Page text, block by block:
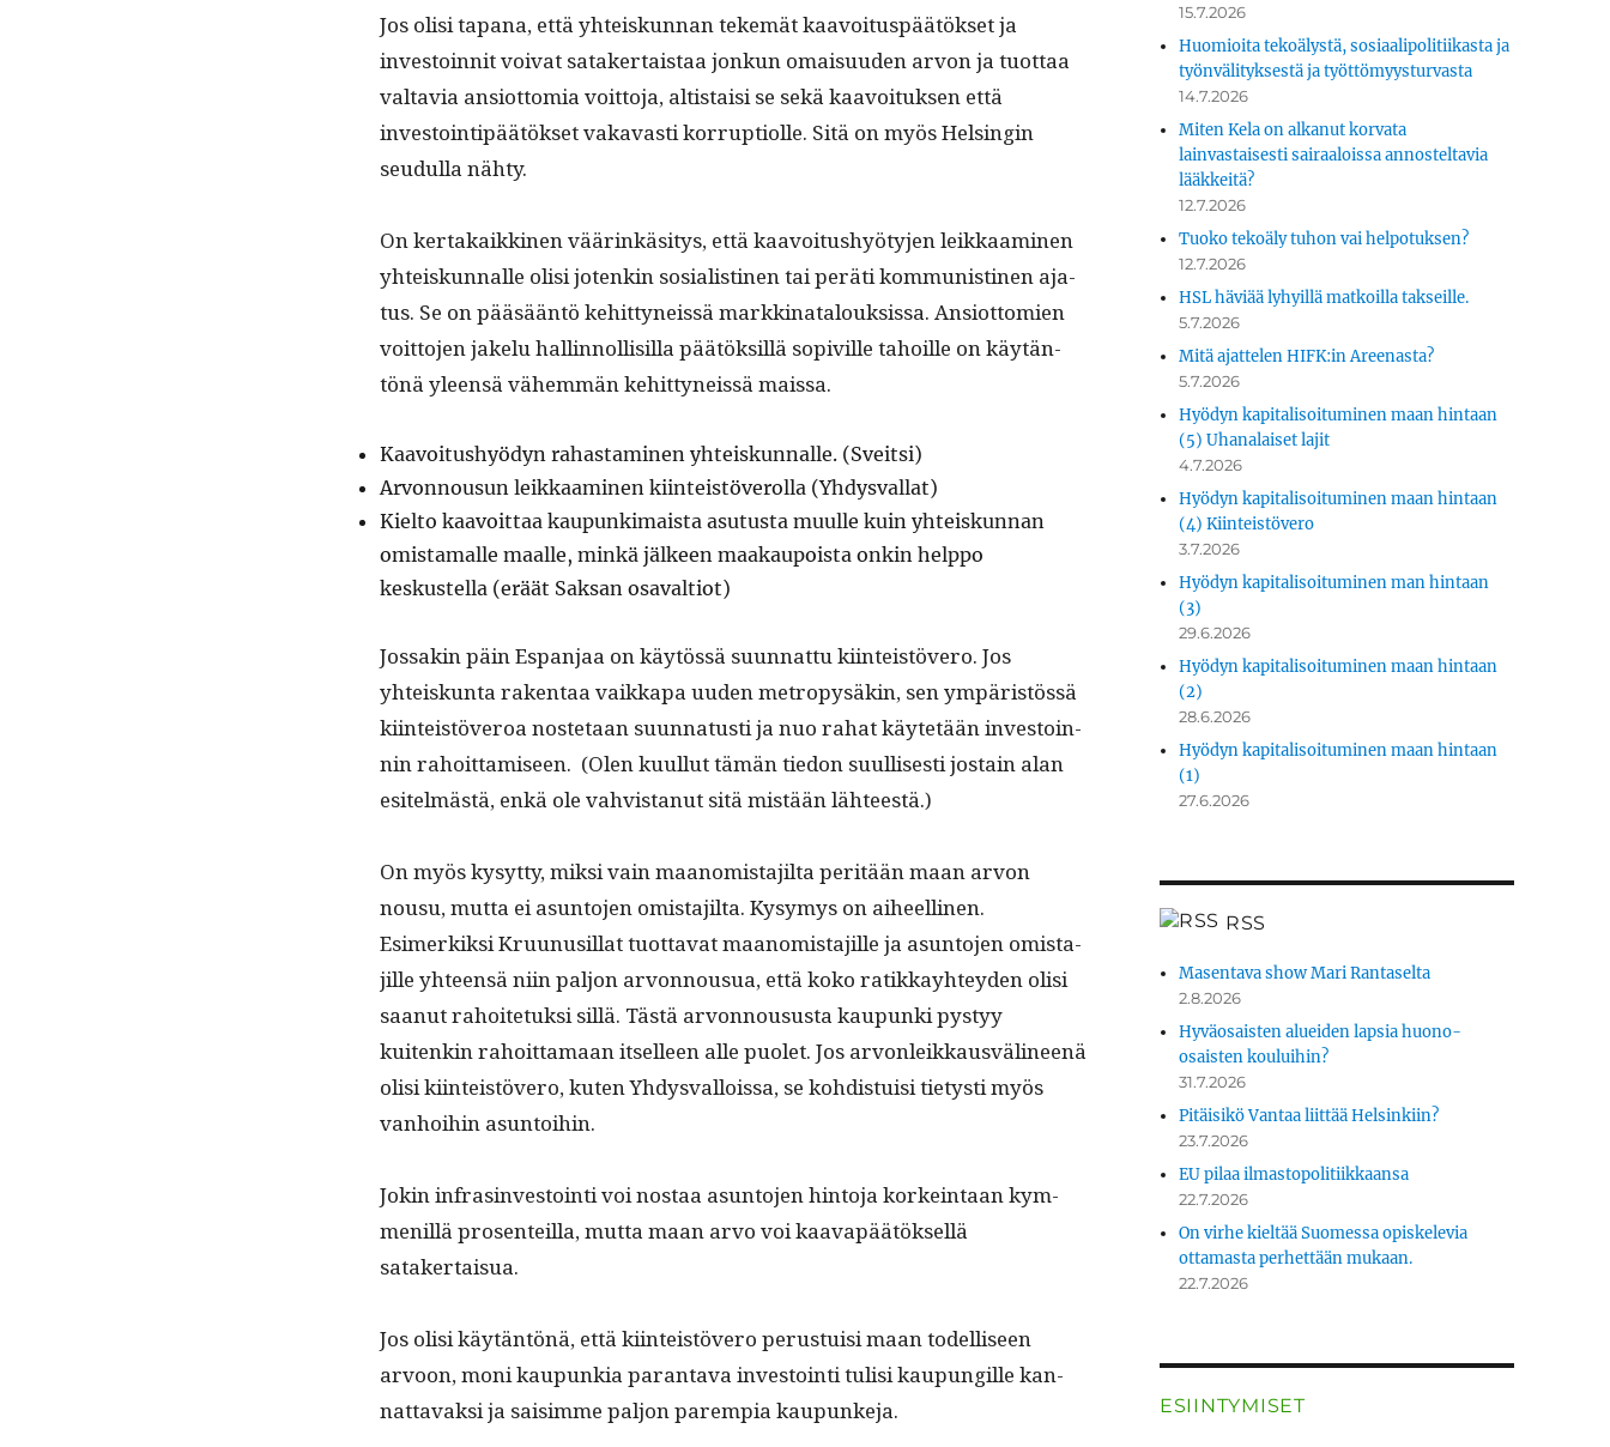
Jos olisi tapana, että yhteiskun­nan tekemät kaavoitus­päätök­set ja
investoin­nit voivat satak­er­tais­taa jonkun omaisu­u­den arvon ja tuot­taa
val­tavia ansiot­to­mia voit­to­ja, altistaisi se sekä kaavoituk­sen että
investoin­tipäätök­set vakavasti kor­rup­ti­olle. Sitä on myös Helsin­gin
seudul­la nähty.
On ker­takaikki­nen väärinkäsi­tys, että kaavoitushyö­ty­jen leikkaami­nen
yhteiskun­nalle olisi jotenkin sosial­isti­nen tai peräti kom­mu­nisti­nen aja­
tus. Se on pääsään­tö kehit­tyneis­sä markki­na­t­alouk­sis­sa. Ansiot­tomien
voit­to­jen jakelu hallinnol­lisil­la päätök­sil­lä sopiville tahoille on käytän­
tönä yleen­sä vähem­män kehit­tyneis­sä maissa.
Kaavoitushyö­dyn rahas­t­a­mi­nen yhteiskun­nalle. (Sveit­si)
Arvon­nousun leikkaami­nen kiin­teistöverol­la (Yhdys­val­lat)
Kiel­to kaavoit­taa kaupunki­maista asu­tus­ta muulle kuin yhteiskun­nan
omis­ta­malle maalle, minkä jäl­keen maakaupoista onkin help­po
keskustel­la (eräät Sak­san osavaltiot)
Jos­sakin päin Espan­jaa on käytössä suun­nat­tu kiin­teistövero. Jos
yhteiskun­ta rak­en­taa vaikka­pa uuden metropy­säkin, sen ympäristössä
kiin­teistöveroa nos­te­taan suun­na­tusti ja nuo rahat käytetään investoin­
nin rahoit­tamiseen. (Olen kuul­lut tämän tiedon suullis­es­ti jostain alan
esitelmästä, enkä ole vahvis­tanut sitä mis­tään lähteestä.)
On myös kysyt­ty, mik­si vain maan­omis­ta­jil­ta per­itään maan arvon
nousu, mut­ta ei asun­to­jen omis­ta­jil­ta. Kysymys on aiheelli­nen.
Esimerkik­si Kru­unusil­lat tuot­ta­vat maan­omis­ta­jille ja asun­to­jen omis­ta­
jille yhteen­sä niin paljon arvon­nousua, että koko ratikkay­htey­den olisi
saanut rahoite­tuk­si sil­lä. Tästä arvon­nousus­ta kaupun­ki pystyy
kuitenkin rahoit­ta­maan itselleen alle puo­let. Jos arvon­leikkausvä­li­neenä
olisi kiin­teistövero, kuten Yhdys­val­lois­sa, se kohdis­tu­isi tietysti myös
van­hoi­hin asuntoihin.
Jokin infrasin­vestoin­ti voi nos­taa asun­to­jen hin­to­ja korkein­taan kym­
me­nil­lä pros­en­teil­la, mut­ta maan arvo voi kaavapäätök­sel­lä
satakertaisua.
Jos olisi käytän­tönä, että kiin­teistövero perus­tu­isi maan todel­liseen
arvoon, moni kaupunkia paran­ta­va investoin­ti tulisi kaupungille kan­
nat­tavak­si ja saisimme paljon parem­pia kaupunkeja.
15.7.2026
Huomioita tekoälystä, sosiaalipolitiikasta ja
työnvälityksestä ja työttömyysturvasta
14.7.2026
Miten Kela on alkanut korvata
lainvastaisesti sairaaloissa annosteltavia
lääkkeitä?
12.7.2026
Tuoko tekoäly tuhon vai helpotuksen?
12.7.2026
HSL häviää lyhyillä matkoilla takseille.
5.7.2026
Mitä ajattelen HIFK:in Areenasta?
5.7.2026
Hyödyn kapitalisoituminen maan hintaan
(5) Uhanalaiset lajit
4.7.2026
Hyödyn kapitalisoituminen maan hintaan
(4) Kiinteistövero
3.7.2026
Hyödyn kapitalisoituminen man hintaan
(3)
29.6.2026
Hyödyn kapitalisoituminen maan hintaan
(2)
28.6.2026
Hyödyn kapitalisoituminen maan hintaan
(1)
27.6.2026
RSS
Masentava show Mari Rantaselta
2.8.2026
Hyväosaisten alueiden lapsia huono-
osaisten kouluihin?
31.7.2026
Pitäisikö Vantaa liittää Helsinkiin?
23.7.2026
EU pilaa ilmastopolitiikkaansa
22.7.2026
On virhe kieltää Suomessa opiskelevia
ottamasta perhettään mukaan.
22.7.2026
ESIINTYMISET